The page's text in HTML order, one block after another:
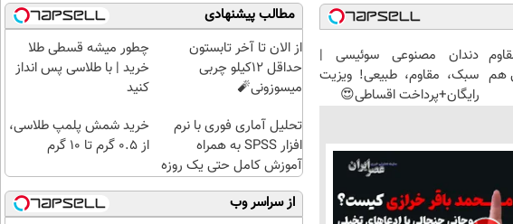
هم
دندان مصنوعی سوئیسی |
سبک، مقاوم، طبیعی! ویزیت
رایگان+پرداخت اقساطی😍
مطالب پیشنهادی
از الان تا آخر تابستون
حداقل 12کیلو چربی
میسوزونی🧨
چطور میشه قسطی طلا
خرید | با طلاسی پس انداز
کنید
تحلیل آماری فوری با نرم
افزار SPSS به همراه
آموزش کامل حتی یک روزه
!!
خرید شمش پلمپ طلاسی،
از ۰.۵ گرم تا ۱۰ گرم
از سراسر وب